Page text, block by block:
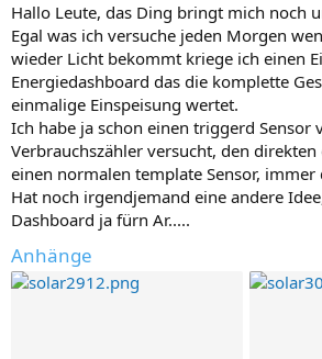
Hallo Leute, das Ding bringt mich noch
Egal was ich versuche jeden Morgen
wieder Licht bekommt kriege ich einen
Energiedashboard das die komplette
einmalige Einspeisung wertet.
Ich habe ja schon einen triggerd Sensor
Verbrauchszähler versucht, den direkten
einen normalen template Sensor, immer
Hat noch irgendjemand eine andere
Dashboard ja fürn Ar.....
Anhänge